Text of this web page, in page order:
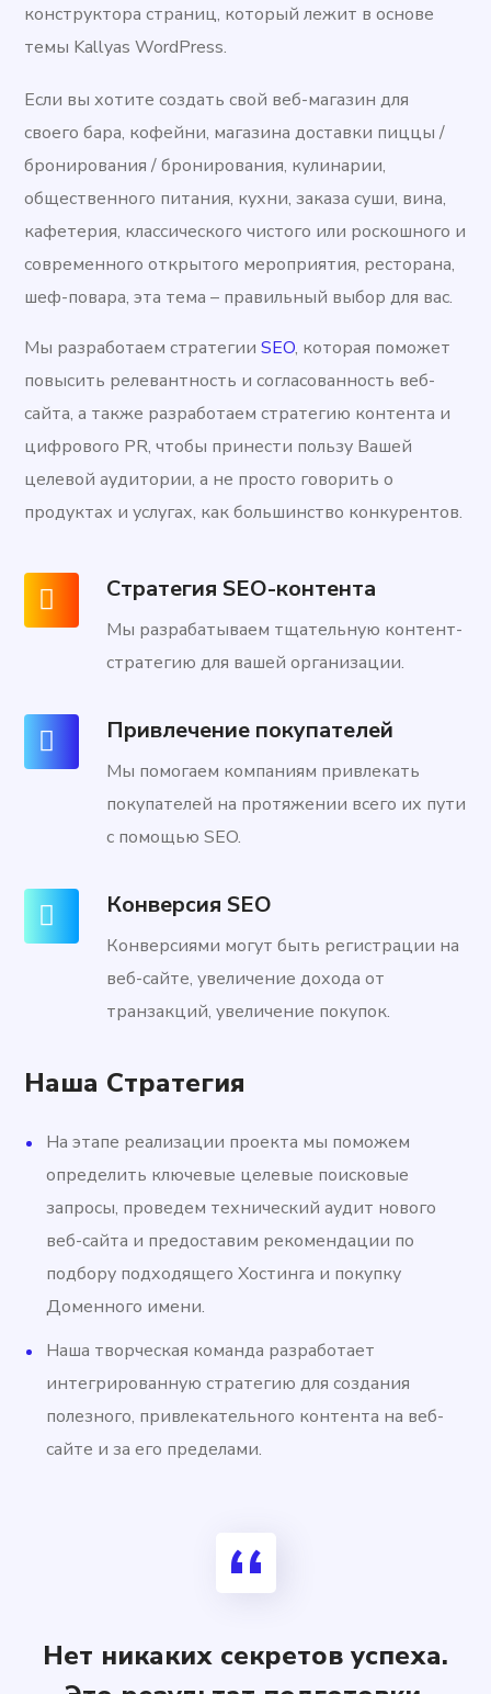
конструктора страниц, который лежит в основе
темы Kallyas WordPress.
Если вы хотите создать свой веб-магазин для
своего бара, кофейни, магазина доставки пиццы /
бронирования / бронирования, кулинарии,
общественного питания, кухни, заказа суши, вина,
кафетерия, классического чистого или роскошного и
современного открытого мероприятия, ресторана,
шеф-повара, эта тема – правильный выбор для вас.
Мы разработаем стратегииSEO, которая поможет
повысить релевантность и согласованность веб-
сайта, а также разработаем стратегию контента и
цифрового PR, чтобы принести пользу Вашей
целевой аудитории, а не просто говорить о
продуктах и услугах, как большинство конкурентов.
Стратегия SEO-контента
Мы разрабатываем тщательную контент-
стратегию для вашей организации.
Привлечение покупателей
Мы помогаем компаниям привлекать
покупателей на протяжении всего их пути
с помощью SEO.
Конверсия SEO
Конверсиями могут быть регистрации на
веб-сайте, увеличение дохода от
транзакций, увеличение покупок.
Наша Стратегия
На этапе реализации проекта мы поможем
определить ключевые целевые поисковые
запросы, проведем технический аудит нового
веб-сайта и предоставим рекомендации по
подбору подходящего Хостинга и покупку
Доменного имени.
Наша творческая команда разработает
интегрированную стратегию для создания
полезного, привлекательного контента на веб-
сайте и за его пределами.
Нет никаких секретов успеха.